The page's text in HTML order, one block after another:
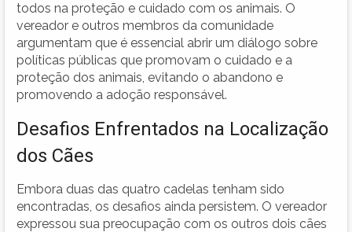
todos na proteção e cuidado com os animais. O
vereador e outros membros da comunidade
argumentam que é essencial abrir um diálogo sobre
políticas públicas que promovam o cuidado e a
proteção dos animais, evitando o abandono e
promovendo a adoção responsável.
Desafios Enfrentados na Localização
dos Cães
Embora duas das quatro cadelas tenham sido
encontradas, os desafios ainda persistem. O vereador
expressou sua preocupação com os outros dois cães